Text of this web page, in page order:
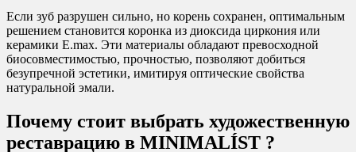
Если зуб разрушен сильно, но корень сохранен, оптимальным
решением становится коронка из диоксида циркония или
керамики E.max. Эти материалы обладают превосходной
биосовместимостью, прочностью, позволяют добиться
безупречной эстетики, имитируя оптические свойства
натуральной эмали.
Почему стоит выбрать художественную
реставрацию в MINIMALÍST ?